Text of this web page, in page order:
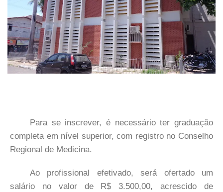
Para se inscrever, é necessário ter graduação
completa em nível superior, com registro no Conselho
Regional de Medicina.
Ao profissional efetivado, será ofertado um
salário no valor de R$ 3.500,00, acrescido de